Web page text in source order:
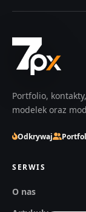
Portfolio,
modelek oraz
Odkrywaj
SERWIS
O nas